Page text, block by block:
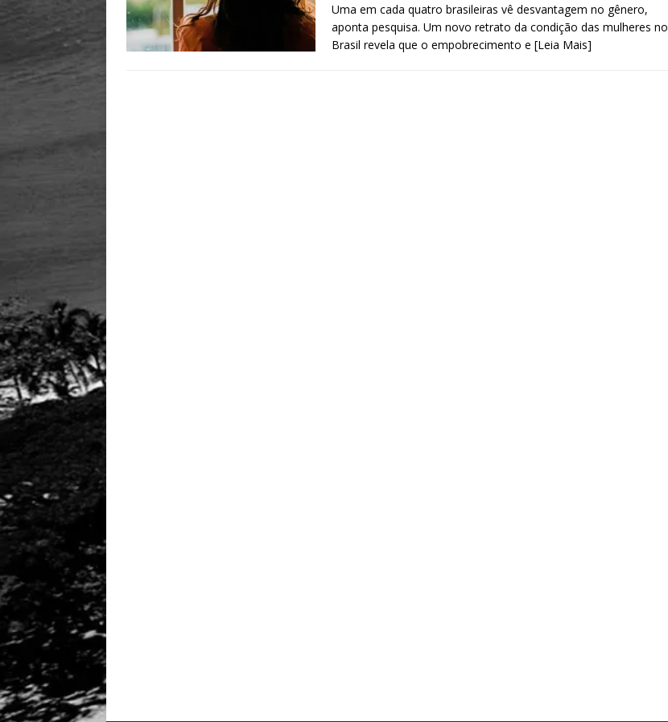
Uma em cada quatro brasileiras vê desvantagem no gênero,
aponta pesquisa. Um novo retrato da condição das mulheres no
Brasil revela que o empobrecimento e [Leia Mais]